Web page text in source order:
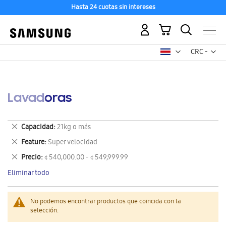
Hasta 24 cuotas sin intereses
CRC -
colón
Mi carrito
Lavadoras
No podemos encontrar productos que coincida con la
selección.
Capacidad 21kg o más
Eliminar
este
artículo
Feature Super velocidad
Eliminar
este
artículo
Precio ¢ 540,000.00 - ¢ 549,999.99
Eliminar
este
artículo
Eliminar todo